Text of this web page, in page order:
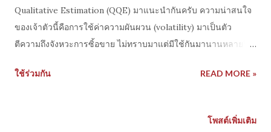
Qualitative Estimation (QQE) มาแนะนำกันครับ ความน่าสนใจ
ของเจ้าตัวนี้คือการใช้ค่าความผันผวน (volatility) มาเป็นตัว
ตีความถึงจังหวะการซิ้อขาย ไม่ทราบมาแต่มีใช้กันมานานหลายปี
ใช้ร่วมกัน READ MORE »
โพสต์เพิ่มเติม